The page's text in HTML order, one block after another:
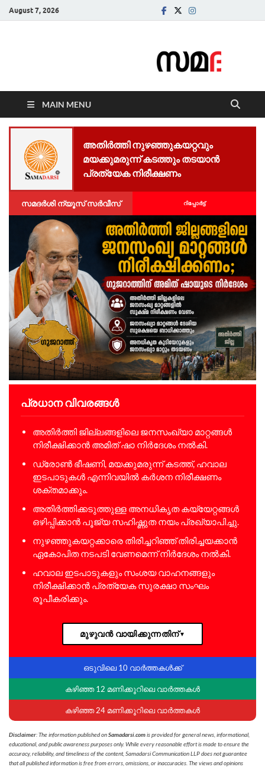
August 7, 2026
MAIN MENU
അതിർത്തി നുഴഞ്ഞുകയറ്റവും
മയക്കുമരുന്ന് കടത്തും തടയാൻ
പ്രത്യേക നിരീക്ഷണം
സമദർശി ന്യൂസ് സർവീസ് റിപ്പോര്‍ട്ട്
പ്രധാന വിവരങ്ങൾ
അതിർത്തി ജില്ലങ്ങളിലെ ജനസംഖ്യാ മാറ്റങ്ങൾ
നിരീക്ഷിക്കാൻ അമിത് ഷാ നിർദേശം നൽകി.
ഡ്രോൺ ഭീഷണി, മയക്കുമരുന്ന് കടത്ത്, ഹവാല
ഇടപാടുകൾ എന്നിവയിൽ കർശന നിരീക്ഷണം
ശക്തമാക്കും.
അതിർത്തിക്കടുത്തുള്ള അനധികൃത കയ്യേറ്റങ്ങൾ
ഒഴിപ്പിക്കാൻ പൂജ്യ സഹിഷ്ണുത നയം പ്രഖ്യാപിച്ചു.
നുഴഞ്ഞുകയറ്റക്കാരെ തിരിച്ചറിഞ്ഞ് തിരിച്ചയക്കാൻ
ഏകോപിത നടപടി വേണമെന്ന് നിർദേശം നൽകി.
ഹവാല ഇടപാടുകളും സംശയ വാഹനങ്ങളും
നിരീക്ഷിക്കാൻ പ്രത്യേക സുരക്ഷാ സംഘം
രൂപീകരിക്കും.
മുഴുവൻ വായിക്കുന്നതിന്▼
ഒടുവിലെ 10 വാർത്തകൾക്ക്
കഴിഞ്ഞ 12 മണിക്കൂറിലെ വാർത്തകൾ
കഴിഞ്ഞ 24 മണിക്കൂറിലെ വാർത്തകൾ
Disclaimer: The information published onSamadarsi.comis provided for general news, informational,
educational, and public awareness purposes only. While every reasonable effort is made to ensure the
accuracy, reliability, and timeliness of the content, Samadarsi Communication LLP does not guarantee
that all published information is free from errors, omissions, or inaccuracies. The views and opinions